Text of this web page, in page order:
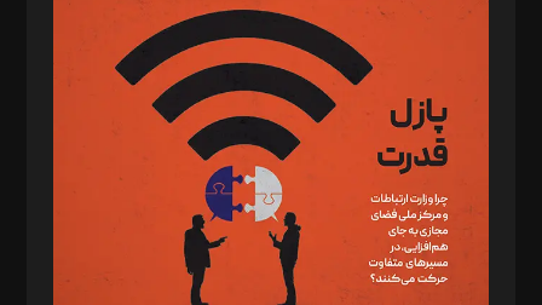
د‌بیر پیوست جهان: مینا پاکدل
د‌بیر تحریریه آنلاین: بابک نقاش
تحریریه‌: مجتبی محمود‌ی، آرش برهمند، یسنا امان‌پور، سروش کرمیان،
مصطفی مسجدی آرانی، ابوالفضل رجبی، زهرا فکرانه، فائزه فتحی
رستمی،مصطفی باستان
ویرایش: نگار استاد‌‌آقا
طراح یونیفرم: مجید توکلی
فیلمبرداری و عکاسی: امیر شفیعی، مانی لطفی زاده
گرافیک و صفحه‌آرایی: سید‌سبحان‌علی ثابت